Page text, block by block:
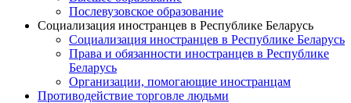
Послевузовское образование
Социализация иностранцев в Республике Беларусь
Социализация иностранцев в Республике Беларусь
Права и обязанности иностранцев в Республике
Беларусь
Oрганизации, помогающие иностранцам
Противодействие торговле людьми